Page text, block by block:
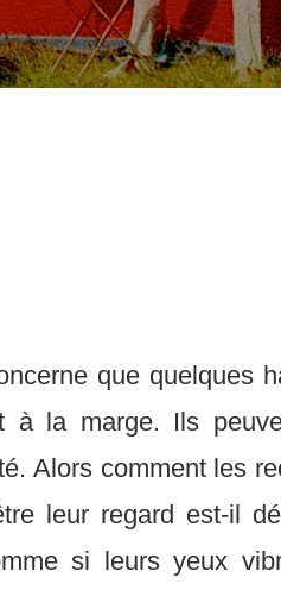
que quelques
à la marge. Ils
Alors comment les
leur regard est-il
si leurs yeux